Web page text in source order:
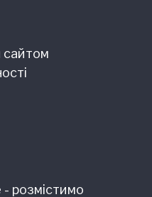
сайтом
розмістимо